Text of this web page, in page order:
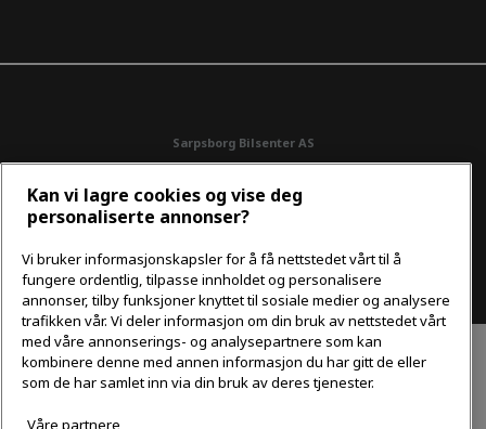
Sarpsborg Bilsenter AS
Engsmyrveien 25 1739 Borgenhaugen
Personvern og cookies
Vi tar forbehold om skrivefeil, feil på innhold og priser.
Kan vi lagre cookies og vise deg
personaliserte annonser?
Vi bruker informasjonskapsler for å få nettstedet vårt til å
fungere ordentlig, tilpasse innholdet og personalisere
annonser, tilby funksjoner knyttet til sosiale medier og analysere
trafikken vår. Vi deler informasjon om din bruk av nettstedet vårt
med våre annonserings- og analysepartnere som kan
kombinere denne med annen informasjon du har gitt de eller
som de har samlet inn via din bruk av deres tjenester.
Våre partnere